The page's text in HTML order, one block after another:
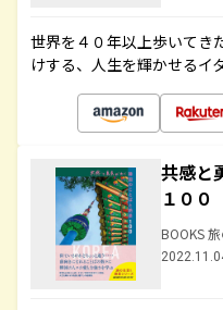
世界を４０年以上歩いてき
けする、人生を輝かせるイ
共感と
１００
BOOKS